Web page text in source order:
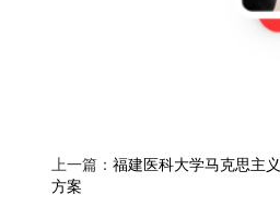
上一篇： 福建医科大学马克思主
方案